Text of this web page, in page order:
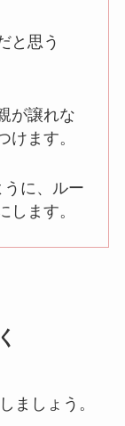
と思う
が譲れな
けます。
うに、ルー
します。
ましょう。